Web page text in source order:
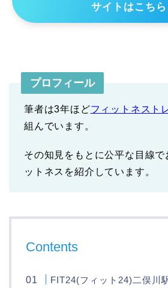
サイトはこちら
プロフィール
筆者は3年ほどフィットネスト
組んでいます。
その知見をもとに公平な目線で
ットネスを紹介しています。
Contents
FIT24(フィット24)二俣川